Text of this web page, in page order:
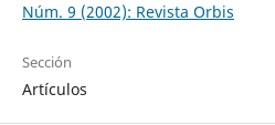
Núm. 9 (2002): Revista Orbis
Sección
Artículos